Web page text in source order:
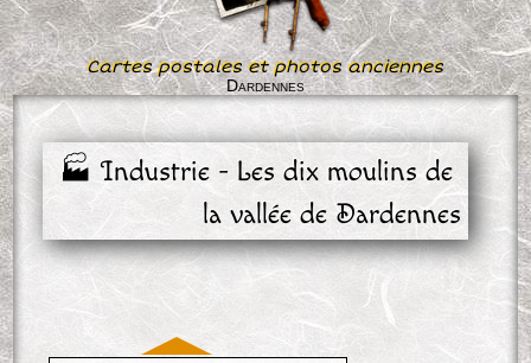
Dardennes
Cartes postales et photos anciennes
🏭 Industrie - Les dix moulins de
la vallée de Dardennes